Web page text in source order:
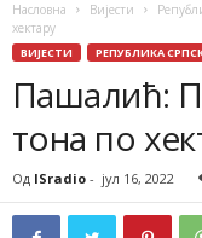
Насловна Вијести
хектару
ВИЈЕСТИ РЕПУБЛИКА
Пашалић:
тона по
Од ISradio - јул 16, 2022